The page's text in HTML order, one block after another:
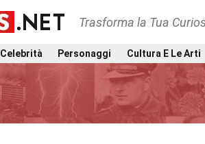
Trasforma la Tua
Celebrità Personaggi Cultura E Le Arti